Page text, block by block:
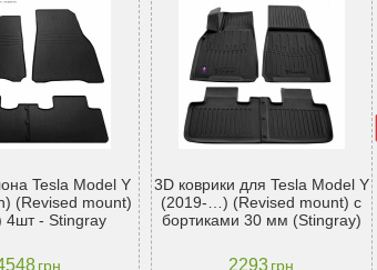
Tesla Model Y
(Revised mount)
4шт - Stingray
грн
3D коврики для Tesla Model Y
(2019-…) (Revised mount) с
бортиками 30 мм (Stingray)
2293грн